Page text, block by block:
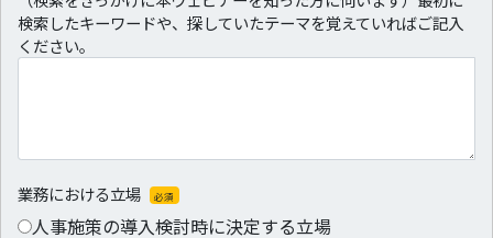
検索したキーワードや、探していたテーマを覚えていればご記入
ください。
業務における立場 必須
人事施策の導入検討時に決定する立場